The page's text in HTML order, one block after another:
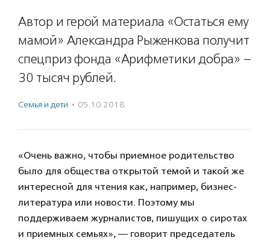
Автор и герой материала «Остаться ему
мамой» Александра Рыженкова получит
спецприз фонда «Арифметики добра» –
30 тысяч рублей.
Семья и дети · 05.10.2018
«Очень важно, чтобы приемное родительство
было для общества открытой темой и такой же
интересной для чтения как, например, бизнес-
литература или новости. Поэтому мы
поддерживаем журналистов, пишущих о сиротах
и приемных семьях», — говорит председатель